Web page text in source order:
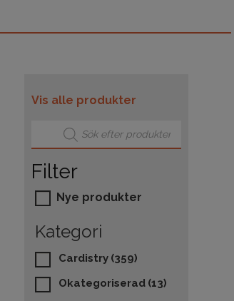
Vis alle produkter
Products search
Filter
Nye produkter
Kategori
Cardistry (359)
Okategoriserad (13)